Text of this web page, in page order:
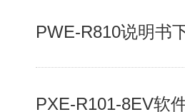
PWE-R810说明书
PXE-R101-8EV软